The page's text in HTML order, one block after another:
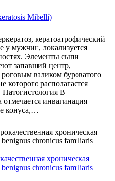
Mibelli)
кератоатрофический
у мужчин, локализуется
Элементы сыпи
запавший центр,
валиком буроватого
которого располагается
В
отмечается инвагинация
конуса,…
хроническая
chronicus familiaris